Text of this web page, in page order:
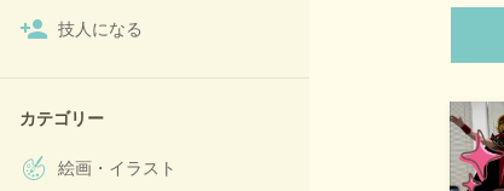
技人になる
カテゴリー
絵画・イラスト